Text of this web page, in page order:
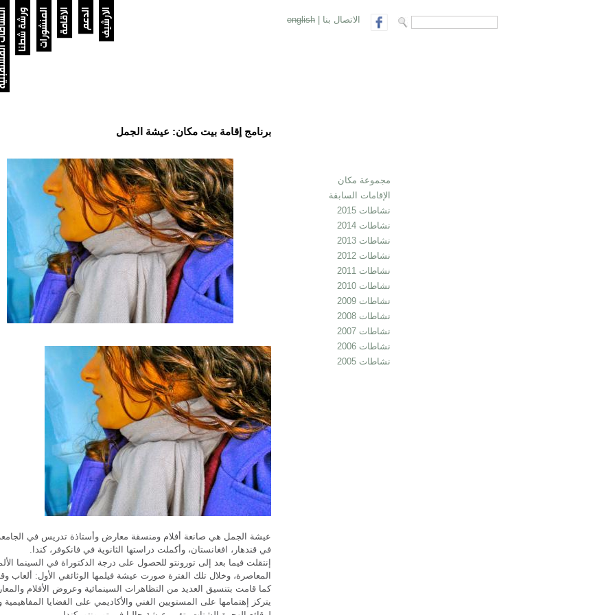
Search الاتصال بنا english ورشة شطنا المنشورات الاقامة الدعم الارشيف
مجموعة مكان
الإقامات السابقة
نشاطات 2015
نشاطات 2014
نشاطات 2013
نشاطات 2012
نشاطات 2011
نشاطات 2010
نشاطات 2009
نشاطات 2008
نشاطات 2007
نشاطات 2006
نشاطات 2005
برنامج إقامة بيت مكان: عيشة الجمل
عيشة الجمل هي صانعة أفلام ومنسقة معارض وأستاذة تدريس في
في قندهار، افغانستان، وأكملت دراستها الثانوية في فانكوفر، كندا.
إنتقلت فيما بعد إلى تورونتو للحصول على درجة الدكتوراة في السينما
المعاصرة، وخلال تلك الفترة صورت عيشة فيلمها الوثائقي الأول: ألعاب
كما قامت بتنسيق العديد من التظاهرات السينمائية وعروض الأفلام
يتركز إهتمامها على المستويين الفني والأكاديمي على القضايا المفاهيمية